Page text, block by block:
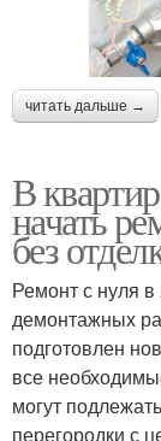
читать дальше →
В
начать
без
Ремонт с нуля в
демонтажных
подготовлен
все
могут
перегородки с